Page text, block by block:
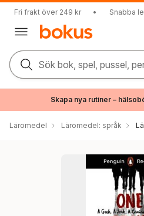
Fri frakt över 249 kr • Snabba
Sök bok, spel, pussel,
Skapa nya rutiner –
Läromedel Läromedel: språk